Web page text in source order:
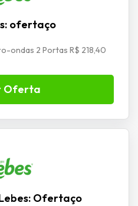
ofertaço
ondas 2 Portas R$ 218,40
Oferta
Ofertaço